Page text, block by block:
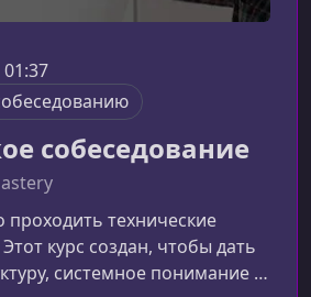
01:37
собеседование
проходить технические
курс создан, чтобы дать
системное понимание и